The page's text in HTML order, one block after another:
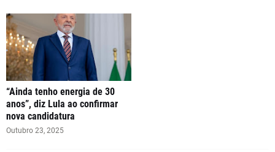
“Ainda tenho energia de 30
anos”, diz Lula ao confirmar
nova candidatura
Outubro 23, 2025